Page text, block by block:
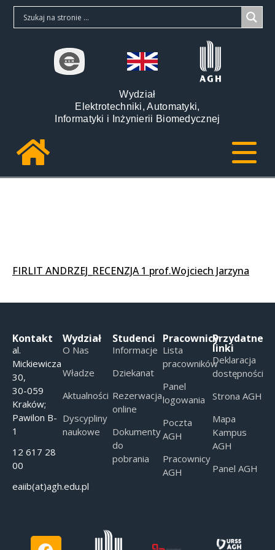
Wydział
Elektrotechniki, Automatyki,
Informatyki i Inżynierii Biomedycznej
FIRLIT ANDRZEJ_RECENZJA 1 prof.Wojciech Jarzyna
Kontakt
al.
Mickiewicza
30,
30-059
Kraków;
Pawilon B-
1
12 617 28
00
eaiib(at)agh.edu.pl
Wydział
O Nas
Władze
Aktualności
Dyscypliny
naukowe
Studenci
Informacje
Dziekanat
Rezerwacja
online
Dokumenty
do
pobrania
Pracownicy
Lista
pracowników
Panel
logowania
Poczta
AGH
Pracownicy
AGH
Przydatne
linki
Deklaracja
dostępności
Strona AGH
Mapa
Kampus
AGH
Panel AGH